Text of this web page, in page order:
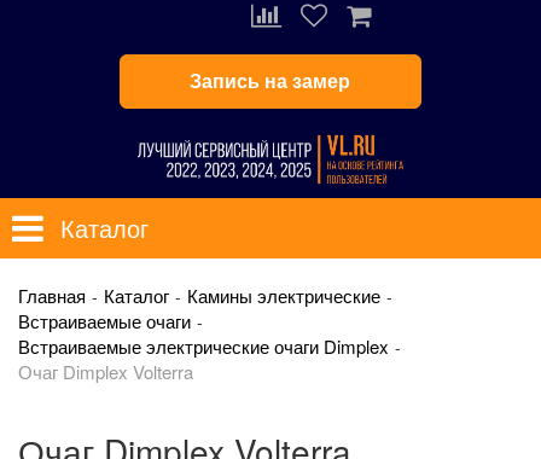
Запись на замер
Каталог
Главная Каталог
Камины электрические
Встраиваемые очаги
Встраиваемые электрические очаги Dimplex
Очаг Dimplex Volterra